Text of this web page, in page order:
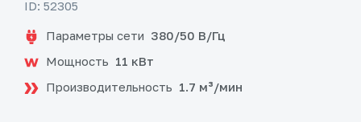
ID: 52305
Параметры сети 380/50 В/Гц
Мощность 11 кВт
Производительность 1.7 м³/мин